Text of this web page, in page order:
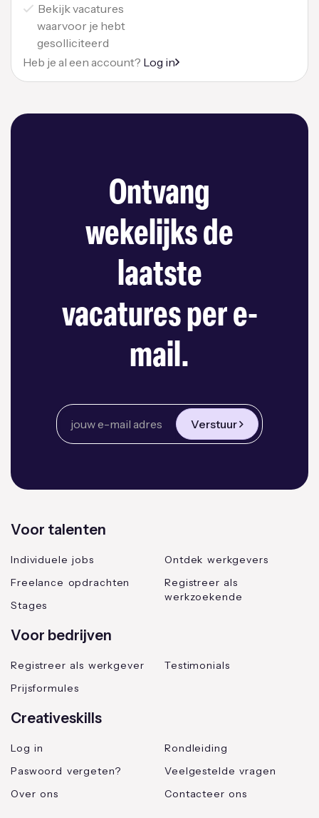
Bekijk vacatures
waarvoor je hebt
gesolliciteerd
Heb je al een account? Log in
Ontvang
wekelijks de
laatste
vacatures per e-
mail.
Verstuur
Voor talenten
Individuele jobs
Freelance opdrachten
Stages
Ontdek werkgevers
Registreer als
werkzoekende
Voor bedrijven
Registreer als werkgever
Prijsformules
Testimonials
Creativeskills
Log in
Paswoord vergeten?
Over ons
Rondleiding
Veelgestelde vragen
Contacteer ons